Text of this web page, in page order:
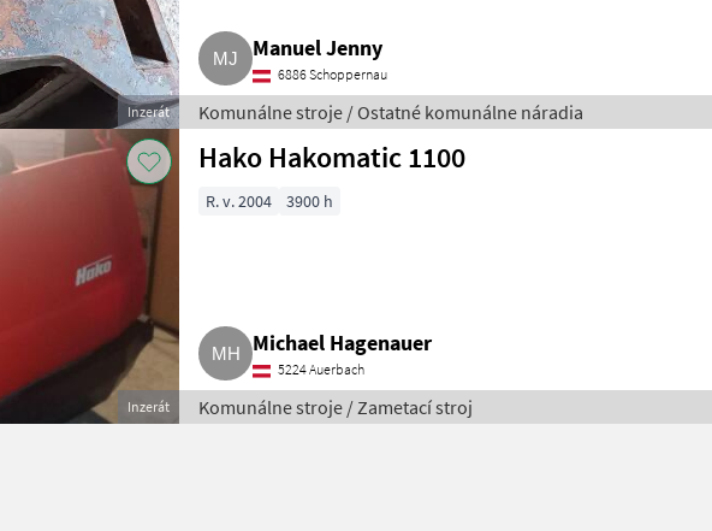
Inzerát
Manuel Jenny
6886 Schoppernau
Komunálne stroje / Ostatné komunálne náradia
Inzerát
Hako Hakomatic 1100
R. v. 2004 3900 h
Michael Hagenauer
5224 Auerbach
Komunálne stroje / Zametací stroj